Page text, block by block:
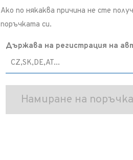
Ако по някаква причина не сте
поръчката си.
Държава на регистрация на